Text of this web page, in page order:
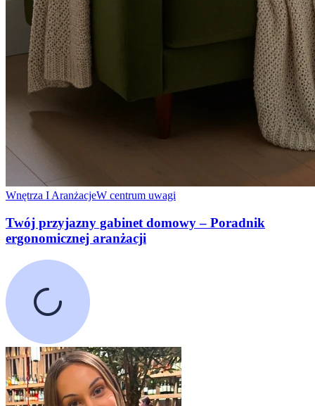
Wnętrza I AranżacjeW centrum uwagi
Twój przyjazny gabinet domowy – Poradnik
ergonomicznej aranżacji